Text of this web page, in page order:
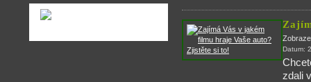
Datum:
zdali